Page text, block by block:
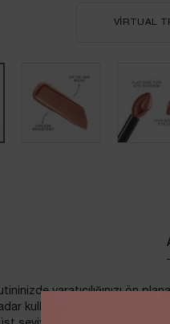
VIRTUAL
yaratıcılığınızı ön
kullanılabilen çok yönlü